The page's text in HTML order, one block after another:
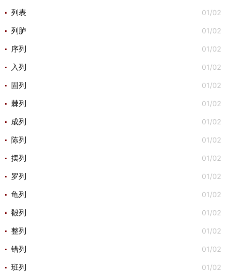
01/02
列表
01/02
列胪
01/02
序列
01/02
入列
01/02
固列
01/02
棘列
01/02
成列
01/02
陈列
01/02
摆列
01/02
罗列
01/02
龟列
01/02
殽列
01/02
整列
01/02
错列
01/02
班列